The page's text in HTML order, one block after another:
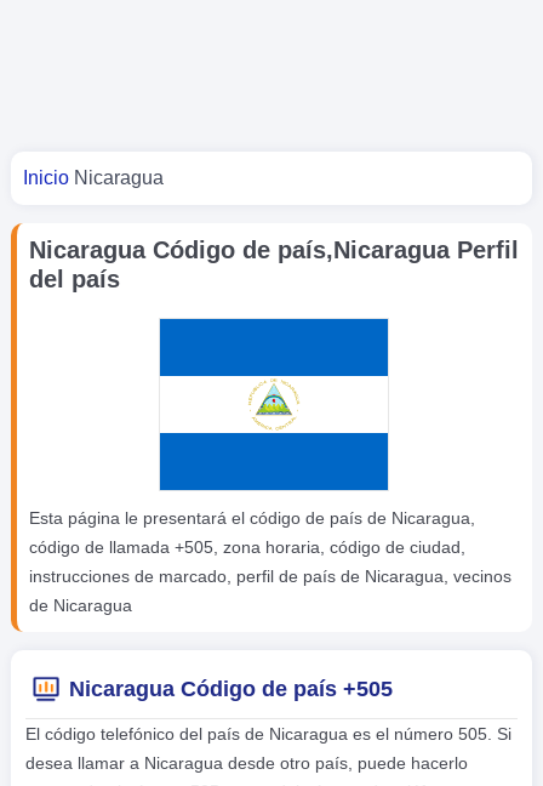
Usted está aquí
Inicio Nicaragua
Nicaragua Código de país,Nicaragua Perfil
del país
Esta página le presentará el código de país de Nicaragua,
código de llamada +505, zona horaria, código de ciudad,
instrucciones de marcado, perfil de país de Nicaragua, vecinos
de Nicaragua
Nicaragua Código de país +505
El código telefónico del país de Nicaragua es el número 505. Si
desea llamar a Nicaragua desde otro país, puede hacerlo